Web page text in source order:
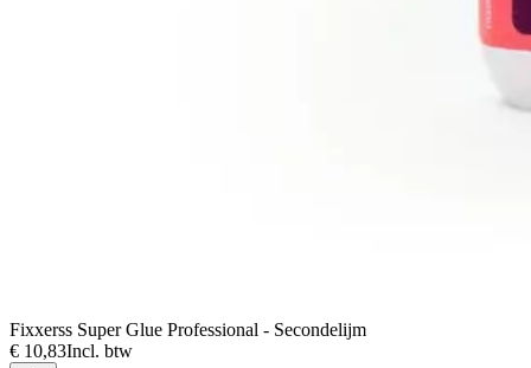
Fixxerss Super Glue Professional - Secondelijm
€ 10,83Incl. btw